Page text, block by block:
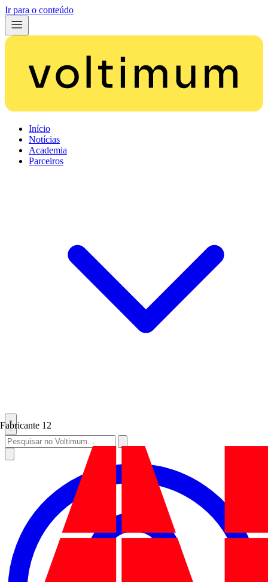
Ir para o conteúdo
Início
Notícias
Academia
Parceiros
Fabricante 12